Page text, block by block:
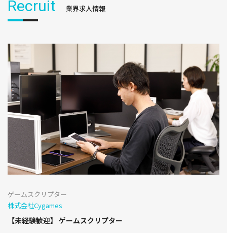
Recruit 業界求人情報
ゲームスクリプター
株式会社Cygames
【未経験歓迎】 ゲームスクリプター